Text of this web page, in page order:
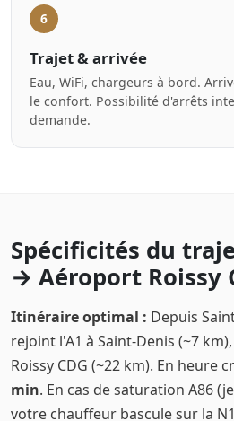
6
Trajet & arrivée
Eau, WiFi, chargeurs à bord.
le confort. Possibilité d'arrêts
demande.
Spécificités du
→ Aéroport Roissy
Itinéraire optimal : Depuis
rejoint l'A1 à Saint-Denis (~7
Roissy CDG (~22 km). En heure
min. En cas de saturation A86
votre chauffeur bascule sur la